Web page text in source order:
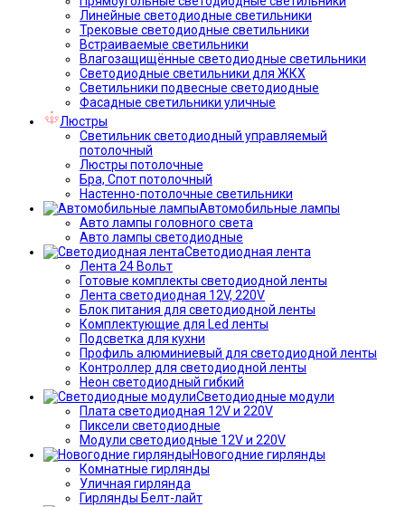
Линейные светодиодные светильники
Трековые светодиодные светильники
Встраиваемые светильники
Влагозащищённые светодиодные светильники
Светодиодные светильники для ЖКХ
Светильники подвесные светодиодные
Фасадные светильники уличные
Люстры
Светильник светодиодный управляемый
потолочный
Люстры потолочные
Бра, Спот потолочный
Настенно-потолочные светильники
Автомобильные лампы
Авто лампы головного света
Авто лампы светодиодные
Светодиодная лента
Лента 24 Вольт
Готовые комплекты светодиодной ленты
Лента светодиодная 12V, 220V
Блок питания для светодиодной ленты
Комплектующие для Led ленты
Подсветка для кухни
Профиль алюминиевый для светодиодной ленты
Контроллер для светодиодной ленты
Неон светодиодный гибкий
Светодиодные модули
Плата светодиодная 12V и 220V
Пиксели светодиодные
Модули светодиодные 12V и 220V
Новогодние гирлянды
Комнатные гирлянды
Уличная гирлянда
Гирлянды Белт-лайт